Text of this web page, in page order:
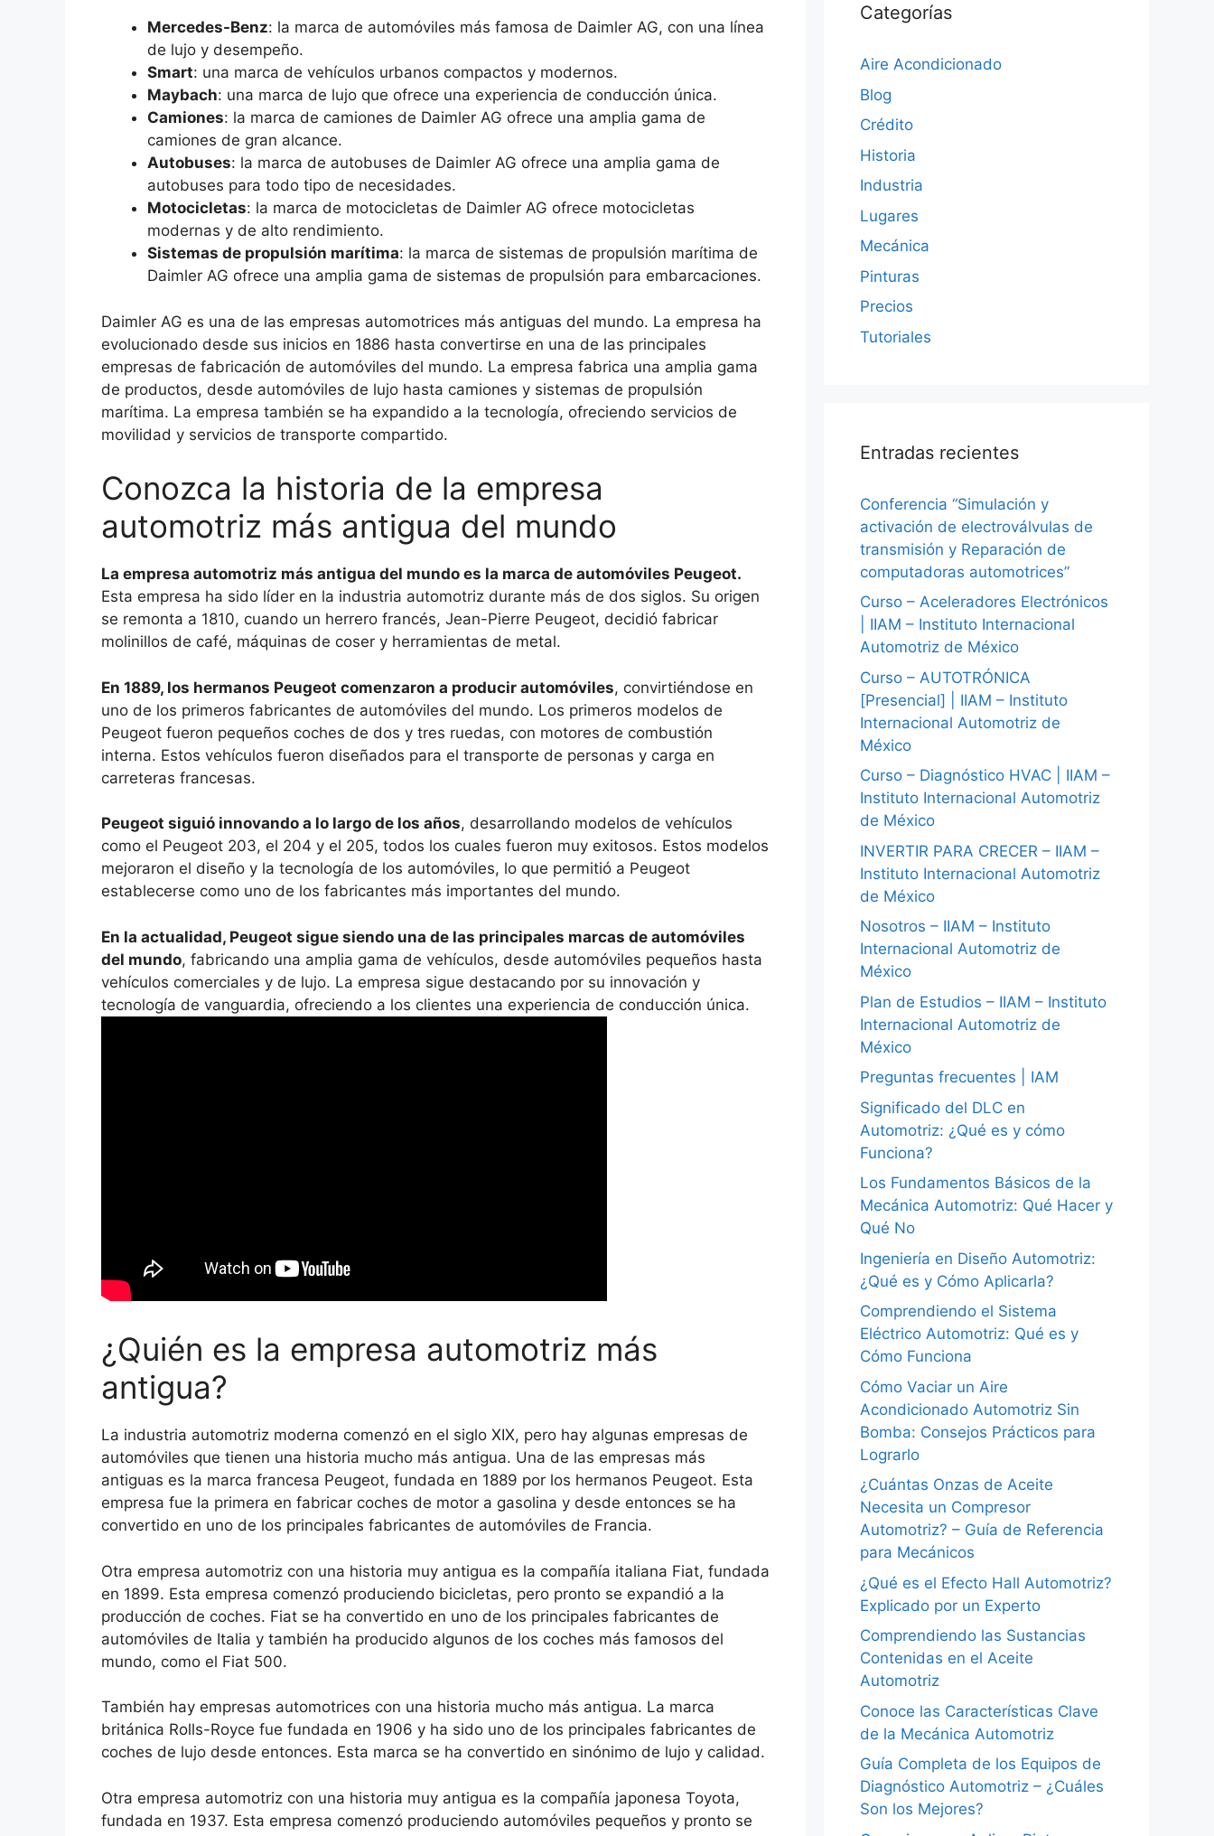
Mercedes-Benz: la marca de automóviles más famosa de Daimler AG, con una línea
de lujo y desempeño.
Smart: una marca de vehículos urbanos compactos y modernos.
Maybach: una marca de lujo que ofrece una experiencia de conducción única.
Camiones: la marca de camiones de Daimler AG ofrece una amplia gama de
camiones de gran alcance.
Autobuses: la marca de autobuses de Daimler AG ofrece una amplia gama de
autobuses para todo tipo de necesidades.
Motocicletas: la marca de motocicletas de Daimler AG ofrece motocicletas
modernas y de alto rendimiento.
Sistemas de propulsión marítima: la marca de sistemas de propulsión marítima de
Daimler AG ofrece una amplia gama de sistemas de propulsión para embarcaciones.
Daimler AG es una de las empresas automotrices más antiguas del mundo. La empresa ha
evolucionado desde sus inicios en 1886 hasta convertirse en una de las principales
empresas de fabricación de automóviles del mundo. La empresa fabrica una amplia gama
de productos, desde automóviles de lujo hasta camiones y sistemas de propulsión
marítima. La empresa también se ha expandido a la tecnología, ofreciendo servicios de
movilidad y servicios de transporte compartido.
Conozca la historia de la empresa
automotriz más antigua del mundo
La empresa automotriz más antigua del mundo es la marca de automóviles Peugeot.
Esta empresa ha sido líder en la industria automotriz durante más de dos siglos. Su origen
se remonta a 1810, cuando un herrero francés, Jean-Pierre Peugeot, decidió fabricar
molinillos de café, máquinas de coser y herramientas de metal.
En 1889, los hermanos Peugeot comenzaron a producir automóviles, convirtiéndose en
uno de los primeros fabricantes de automóviles del mundo. Los primeros modelos de
Peugeot fueron pequeños coches de dos y tres ruedas, con motores de combustión
interna. Estos vehículos fueron diseñados para el transporte de personas y carga en
carreteras francesas.
Peugeot siguió innovando a lo largo de los años, desarrollando modelos de vehículos
como el Peugeot 203, el 204 y el 205, todos los cuales fueron muy exitosos. Estos modelos
mejoraron el diseño y la tecnología de los automóviles, lo que permitió a Peugeot
establecerse como uno de los fabricantes más importantes del mundo.
En la actualidad, Peugeot sigue siendo una de las principales marcas de automóviles
del mundo, fabricando una amplia gama de vehículos, desde automóviles pequeños hasta
vehículos comerciales y de lujo. La empresa sigue destacando por su innovación y
tecnología de vanguardia, ofreciendo a los clientes una experiencia de conducción única.
¿Quién es la empresa automotriz más
antigua?
La industria automotriz moderna comenzó en el siglo XIX, pero hay algunas empresas de
automóviles que tienen una historia mucho más antigua. Una de las empresas más
antiguas es la marca francesa Peugeot, fundada en 1889 por los hermanos Peugeot. Esta
empresa fue la primera en fabricar coches de motor a gasolina y desde entonces se ha
convertido en uno de los principales fabricantes de automóviles de Francia.
Otra empresa automotriz con una historia muy antigua es la compañía italiana Fiat, fundada
en 1899. Esta empresa comenzó produciendo bicicletas, pero pronto se expandió a la
producción de coches. Fiat se ha convertido en uno de los principales fabricantes de
automóviles de Italia y también ha producido algunos de los coches más famosos del
mundo, como el Fiat 500.
También hay empresas automotrices con una historia mucho más antigua. La marca
británica Rolls-Royce fue fundada en 1906 y ha sido uno de los principales fabricantes de
coches de lujo desde entonces. Esta marca se ha convertido en sinónimo de lujo y calidad.
Otra empresa automotriz con una historia muy antigua es la compañía japonesa Toyota,
fundada en 1937. Esta empresa comenzó produciendo automóviles pequeños y pronto se
Categorías
Aire Acondicionado
Blog
Crédito
Historia
Industria
Lugares
Mecánica
Pinturas
Precios
Tutoriales
Entradas recientes
Conferencia “Simulación y
activación de electroválvulas de
transmisión y Reparación de
computadoras automotrices”
Curso – Aceleradores Electrónicos
| IIAM – Instituto Internacional
Automotriz de México
Curso – AUTOTRÓNICA
[Presencial] | IIAM – Instituto
Internacional Automotriz de
México
Curso – Diagnóstico HVAC | IIAM –
Instituto Internacional Automotriz
de México
INVERTIR PARA CRECER – IIAM –
Instituto Internacional Automotriz
de México
Nosotros – IIAM – Instituto
Internacional Automotriz de
México
Plan de Estudios – IIAM – Instituto
Internacional Automotriz de
México
Preguntas frecuentes | IAM
Significado del DLC en
Automotriz: ¿Qué es y cómo
Funciona?
Los Fundamentos Básicos de la
Mecánica Automotriz: Qué Hacer y
Qué No
Ingeniería en Diseño Automotriz:
¿Qué es y Cómo Aplicarla?
Comprendiendo el Sistema
Eléctrico Automotriz: Qué es y
Cómo Funciona
Cómo Vaciar un Aire
Acondicionado Automotriz Sin
Bomba: Consejos Prácticos para
Lograrlo
¿Cuántas Onzas de Aceite
Necesita un Compresor
Automotriz? – Guía de Referencia
para Mecánicos
¿Qué es el Efecto Hall Automotriz?
Explicado por un Experto
Comprendiendo las Sustancias
Contenidas en el Aceite
Automotriz
Conoce las Características Clave
de la Mecánica Automotriz
Guía Completa de los Equipos de
Diagnóstico Automotriz – ¿Cuáles
Son los Mejores?